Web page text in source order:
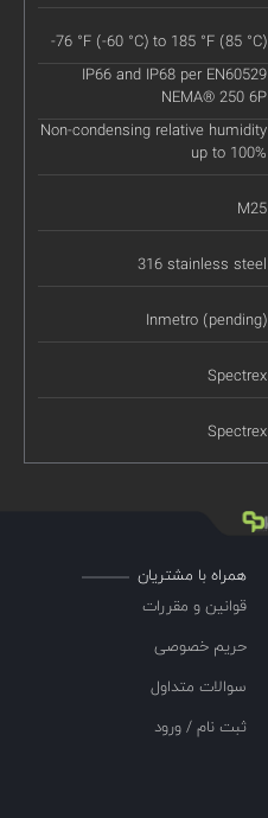
-76 °F (-60 °C) to 185 °F (85 °C)
IP66 and IP68 per EN60529
NEMA® 250 6P
Non-condensing relative humidity
up to 100%
M25
316 stainless steel
Inmetro (pending)
Spectrex
Spectrex
همراه با مشتریان
قوانین و مقررات
حریم خصوصی
سوالات متداول
ثبت نام / ورود